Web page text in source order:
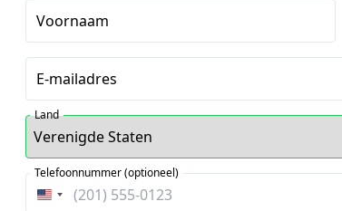
Voornaam
E-mailadres
Land
Verenigde
Telefoonnummer (optioneel)